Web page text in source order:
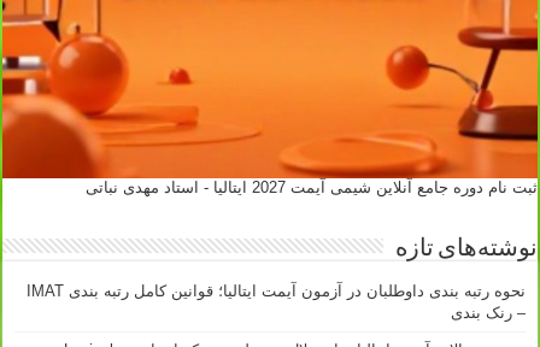
ثبت نام دوره جامع آنلاین شیمی آیمت 2027 ایتالیا - استاد مهدی نباتی
نوشته‌های تازه
نحوه رتبه بندی داوطلبان در آزمون آیمت ایتالیا؛ قوانین کامل رتبه بندی IMAT
– رنک بندی